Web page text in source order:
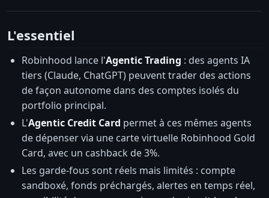
L'essentiel
Robinhood lance l'Agentic Trading : des agents IA
tiers (Claude, ChatGPT) peuvent trader des actions
de façon autonome dans des comptes isolés du
portfolio principal.
L'Agentic Credit Card permet à ces mêmes agents
de dépenser via une carte virtuelle Robinhood Gold
Card, avec un cashback de 3%.
Les garde-fous sont réels mais limités : compte
sandboxé, fonds préchargés, alertes en temps réel,